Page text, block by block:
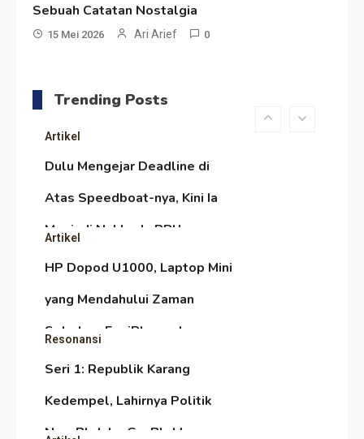
Sebuah Catatan Nostalgia
15 Mei 2026 Ari Arief 0
Trending Posts
Gareng Lebih Sibuk Orasi
Artikel
Melambai, Upaya Ronggeng
Paser Melawan Arus Zaman
Popular
Artikel
Dulu Mengejar Deadline di
Atas Speedboat-nya, Kini Ia
Menjadi Nakhoda PPU
Artikel
HP Dopod U1000, Laptop Mini
yang Mendahului Zaman
Sebelum Era iPhone dan
Smartphone
Resonansi
Seri 1: Republik Karang
Kedempel, Lahirnya Politik
Non-Blok ke Go-Blok!